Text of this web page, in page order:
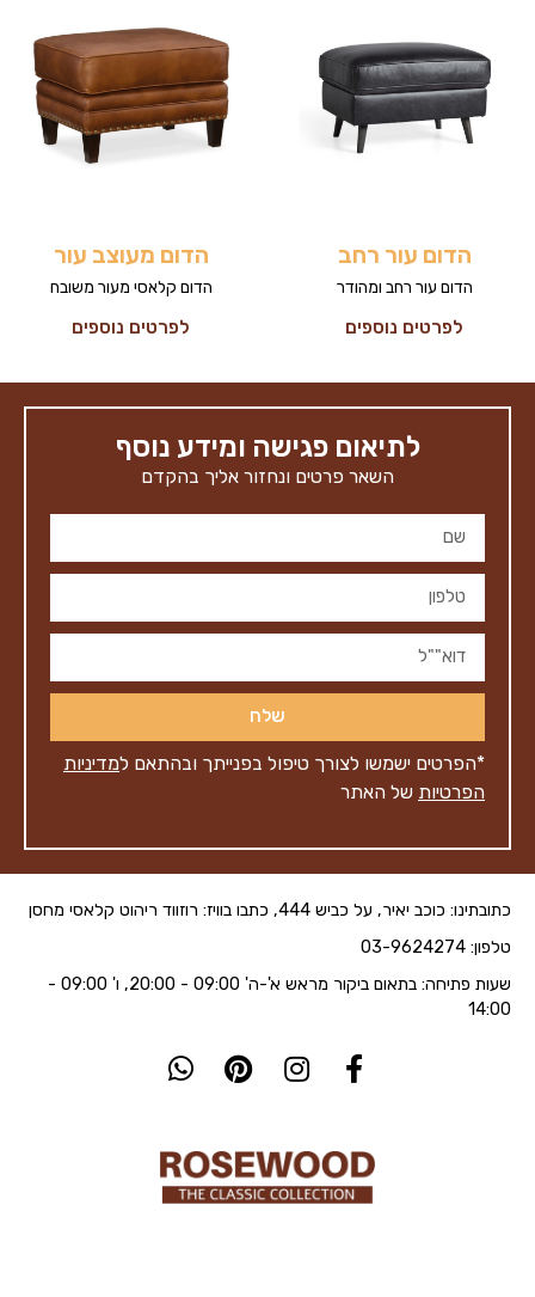
הדום עור רחב
הדום עור רחב ומהודר
לפרטים נוספים
הדום מעוצב עור
הדום קלאסי מעור משובח
לפרטים נוספים
לתיאום פגישה ומידע נוסף
השאר פרטים ונחזור אליך בהקדם
שלח
*הפרטים ישמשו לצורך טיפול בפנייתך ובהתאם למדיניות
הפרטיות של האתר
כתובתינו: כוכב יאיר, על כביש 444, כתבו בוויז: רוזווד ריהוט קלאסי מחסן
טלפון: 03-9624274
שעות פתיחה: בתאום ביקור מראש א'-ה' 09:00 - 20:00, ו' 09:00 -
14:00